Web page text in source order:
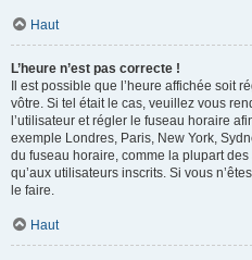
Haut
L’heure n’est pas correcte !
Il est possible que l’heure affichée soit
vôtre. Si tel était le cas, veuillez vous
l’utilisateur et régler le fuseau horaire
exemple Londres, Paris, New York,
du fuseau horaire, comme la plupart
qu’aux utilisateurs inscrits. Si vous
le faire.
Haut